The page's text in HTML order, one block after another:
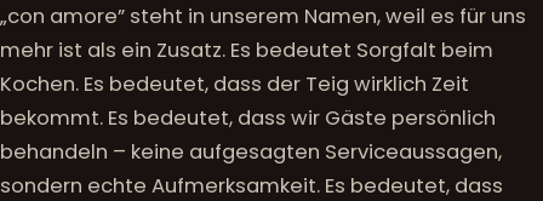
„con amore” steht in unserem Namen, weil es für uns
mehr ist als ein Zusatz. Es bedeutet Sorgfalt beim
Kochen. Es bedeutet, dass der Teig wirklich Zeit
bekommt. Es bedeutet, dass wir Gäste persönlich
behandeln – keine aufgesagten Serviceaussagen,
sondern echte Aufmerksamkeit. Es bedeutet, dass